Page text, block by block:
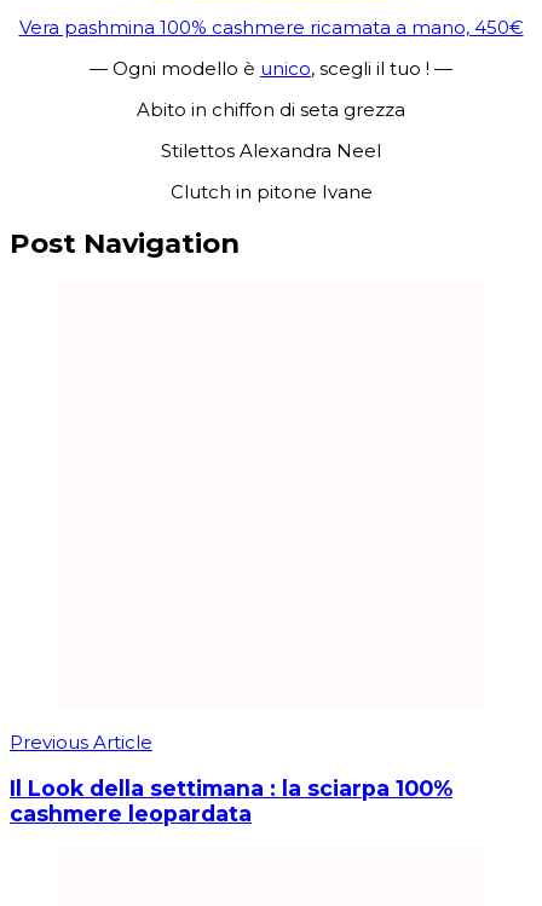
Vera pashmina 100% cashmere ricamata a mano, 450€
— Ogni modello è unico, scegli il tuo ! —
Abito in chiffon di seta grezza
Stilettos Alexandra Neel
Clutch in pitone Ivane
Post Navigation
Previous Article
Il Look della settimana : la sciarpa 100%
cashmere leopardata